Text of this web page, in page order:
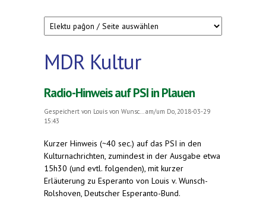
MDR Kultur
Radio-Hinweis auf PSI in Plauen
Gespeichert von Louis von Wunsc...
am/um Do, 2018-03-29
15:43
Kurzer Hinweis (~40 sec.) auf das PSI in den
Kulturnachrichten, zumindest in der Ausgabe etwa
15h30 (und evtl. folgenden), mit kurzer
Erläuterung zu Esperanto von Louis v. Wunsch-
Rolshoven, Deutscher Esperanto-Bund.